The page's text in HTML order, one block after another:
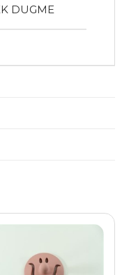
DUGME